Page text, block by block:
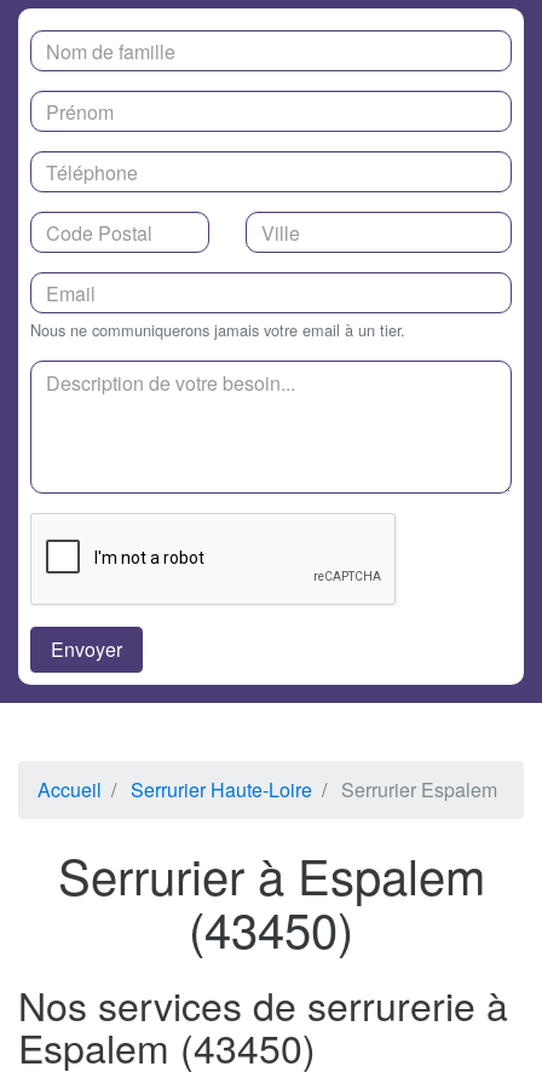
Nous ne communiquerons jamais votre email à un tier.
Accueil Serrurier Haute-Loire Serrurier Espalem
Serrurier à Espalem
(43450)
Nos services de serrurerie à
Espalem (43450)